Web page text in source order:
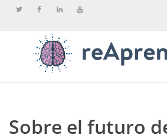
Sobre el futuro